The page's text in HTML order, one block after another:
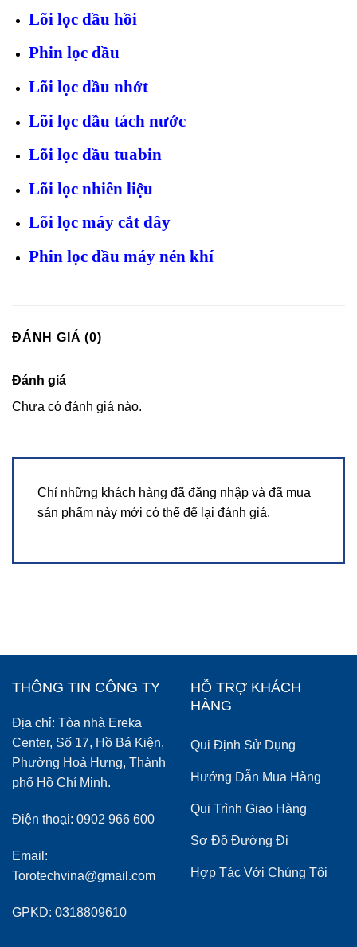
Lõi lọc dầu hồi
Phin lọc dầu
Lõi lọc dầu nhớt
Lõi lọc dầu tách nước
Lõi lọc dầu tuabin
Lõi lọc nhiên liệu
Lõi lọc máy cắt dây
Phin lọc dầu máy nén khí
ĐÁNH GIÁ (0)
Đánh giá
Chưa có đánh giá nào.
Chỉ những khách hàng đã đăng nhập và đã mua
sản phẩm này mới có thể để lại đánh giá.
THÔNG TIN CÔNG TY
Địa chỉ: Tòa nhà Ereka
Center, Số 17, Hồ Bá Kiện,
Phường Hoà Hưng, Thành
phố Hồ Chí Minh.
Điện thoại: 0902 966 600
Email:
Torotechvina@gmail.com
GPKD: 0318809610
HỖ TRỢ KHÁCH
HÀNG
Qui Định Sử Dụng
Hướng Dẫn Mua Hàng
Qui Trình Giao Hàng
Sơ Đồ Đường Đi
Hợp Tác Với Chúng Tôi